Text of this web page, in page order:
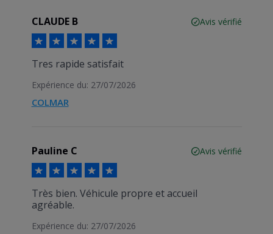
CLAUDE B Avis vérifié
Tres rapide satisfait
Expérience du: 27/07/2026
COLMAR
Pauline C Avis vérifié
Très bien. Véhicule propre et accueil
agréable.
Expérience du: 27/07/2026